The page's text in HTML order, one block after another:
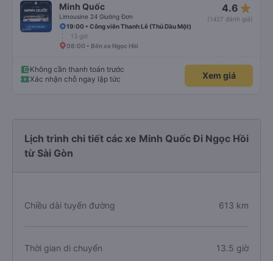
Minh Quốc
Limousine 24 Giường Đơn
4.6 star_rate
(1427 đánh giá)
19:00 • Công viên Thanh Lễ (Thủ Dầu Một)
13 giờ
08:00 • Bến xe Ngọc Hồi
Không cần thanh toán trước
Xác nhận chỗ ngay lập tức
Xem giá
Lịch trình chi tiết các xe Minh Quốc Đi Ngọc Hồi
từ Sài Gòn
Chiều dài tuyến đường 613 km
Thời gian di chuyển 13.5 giờ